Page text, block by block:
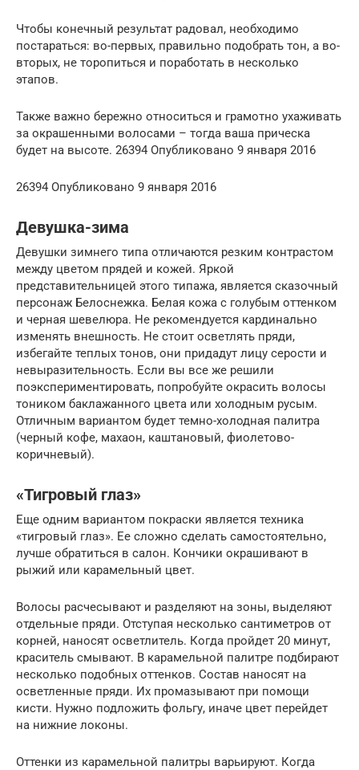
Чтобы конечный результат радовал, необходимо
постараться: во-первых, правильно подобрать тон, а во-
вторых, не торопиться и поработать в несколько
этапов.
Также важно бережно относиться и грамотно ухаживать
за окрашенными волосами – тогда ваша прическа
будет на высоте. 26394 Опубликовано 9 января 2016
26394 Опубликовано 9 января 2016
Девушка-зима
Девушки зимнего типа отличаются резким контрастом
между цветом прядей и кожей. Яркой
представительницей этого типажа, является сказочный
персонаж Белоснежка. Белая кожа с голубым оттенком
и черная шевелюра. Не рекомендуется кардинально
изменять внешность. Не стоит осветлять пряди,
избегайте теплых тонов, они придадут лицу серости и
невыразительность. Если вы все же решили
поэкспериментировать, попробуйте окрасить волосы
тоником баклажанного цвета или холодным русым.
Отличным вариантом будет темно-холодная палитра
(черный кофе, махаон, каштановый, фиолетово-
коричневый).
«Тигровый глаз»
Еще одним вариантом покраски является техника
«тигровый глаз». Ее сложно сделать самостоятельно,
лучше обратиться в салон. Кончики окрашивают в
рыжий или карамельный цвет.
Волосы расчесывают и разделяют на зоны, выделяют
отдельные пряди. Отступая несколько сантиметров от
корней, наносят осветлитель. Когда пройдет 20 минут,
краситель смывают. В карамельной палитре подбирают
несколько подобных оттенков. Состав наносят на
осветленные пряди. Их промазывают при помощи
кисти. Нужно подложить фольгу, иначе цвет перейдет
на нижние локоны.
Оттенки из карамельной палитры варьируют. Когда